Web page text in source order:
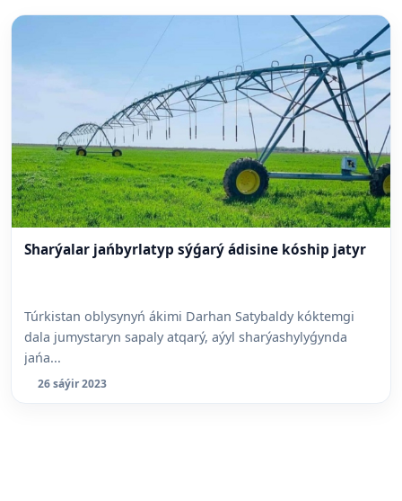
Sharýalar jańbyrlatyp sýǵarý ádisine kóship jatyr
Túrkistan oblysynyń ákimi Darhan Satybaldy kóktemgi
dala jumystaryn sapaly atqarý, aýyl sharýashylyǵynda
jańa...
26 sáýir 2023